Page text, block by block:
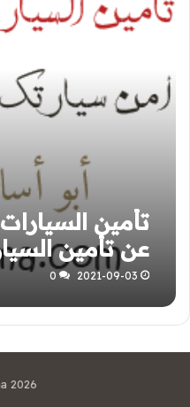
تأمين
عن تأمين
2021-09-03
0
2026